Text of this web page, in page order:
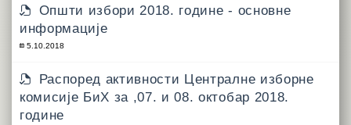
Општи избори 2018. године - основне
информације
5.10.2018
Распоред активности Централне изборне
комисије БиХ за ,07. и 08. октобар 2018.
године